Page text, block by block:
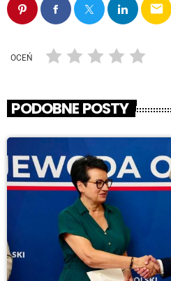
email
OCEŃ
PODOBNE POSTY